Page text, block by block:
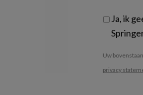
Ja, ik
Uw
privacy